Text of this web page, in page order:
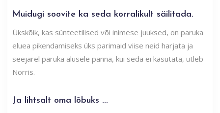
Muidugi soovite ka seda korralikult säilitada.
Ükskõik, kas sünteetilised või inimese juuksed, on paruka
eluea pikendamiseks üks parimaid viise neid harjata ja
seejärel paruka alusele panna, kui seda ei kasutata, ütleb
Norris.
Ja lihtsalt oma lõbuks ...